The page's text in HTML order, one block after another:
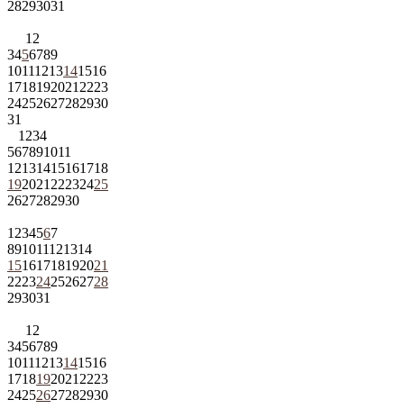
28293031
1 2
3456789
10111213141516
1718192021 2223
24252627282930
31
1 234
567891011
12131415161718
192021 22232425
2627282930
1 234567
891011121314
15161718192021
22232425262728
293031
1 2
3456789
10111213141516
1718192021 2223
24252627282930